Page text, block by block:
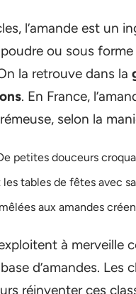
l’amande est un
ou sous
la retrouve dans la
. En France,
selon la
petites douceurs
les tables de fêtes avec
aux amandes
à merveille
d’amandes.
réinventer ces